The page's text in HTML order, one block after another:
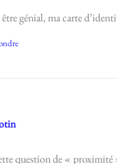
être génial, ma carte
question de « proximité